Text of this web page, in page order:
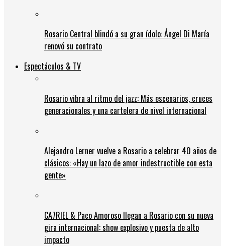
Rosario Central blindó a su gran ídolo: Ángel Di María
renovó su contrato
Espectáculos & TV
Rosario vibra al ritmo del jazz: Más escenarios, cruces
generacionales y una cartelera de nivel internacional
Alejandro Lerner vuelve a Rosario a celebrar 40 años de
clásicos: «Hay un lazo de amor indestructible con esta
gente»
CA7RIEL & Paco Amoroso llegan a Rosario con su nueva
gira internacional: show explosivo y puesta de alto
impacto